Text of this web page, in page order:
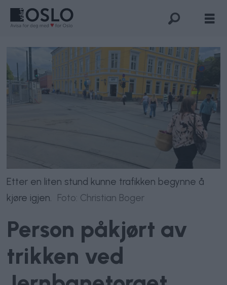
Etter en liten stund kunne trafikken begynne å
kjøre igjen. Foto: Christian Boger
Person påkjørt av
trikken ved